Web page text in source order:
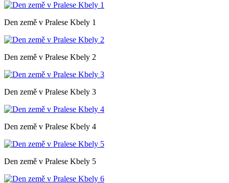
Den země v Pralese Kbely 1
Den země v Pralese Kbely 2
Den země v Pralese Kbely 3
Den země v Pralese Kbely 4
Den země v Pralese Kbely 5